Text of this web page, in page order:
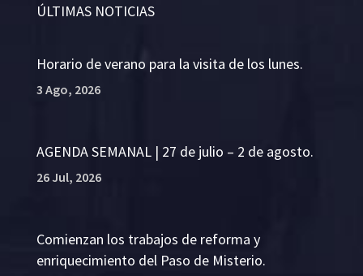
ÚLTIMAS NOTICIAS
Horario de verano para la visita de los lunes.
3 Ago, 2026
AGENDA SEMANAL | 27 de julio – 2 de agosto.
26 Jul, 2026
Comienzan los trabajos de reforma y
enriquecimiento del Paso de Misterio.